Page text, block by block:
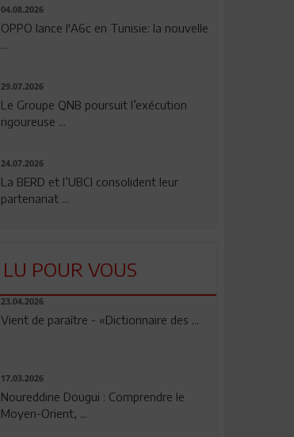
04.08.2026
OPPO lance l'A6c en Tunisie: la nouvelle
...
29.07.2026
Le Groupe QNB poursuit l’exécution
rigoureuse ...
24.07.2026
La BERD et l’UBCI consolident leur
partenariat ...
LU POUR VOUS
23.04.2026
Vient de paraître - «Dictionnaire des ...
17.03.2026
Noureddine Dougui : Comprendre le
Moyen-Orient, ...